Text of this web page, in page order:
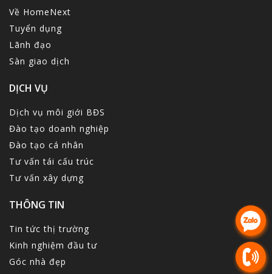
Về HomeNext
Tuyển dụng
Lãnh đạo
Sàn giao dịch
DỊCH VỤ
Dịch vụ môi giới BĐS
Đào tạo doanh nghiệp
Đào tạo cá nhân
Tư vấn tái cấu trúc
Tư vấn xây dựng
THÔNG TIN
Tin tức thị trường
Kinh nghiệm đầu tư
Góc nhà đẹp